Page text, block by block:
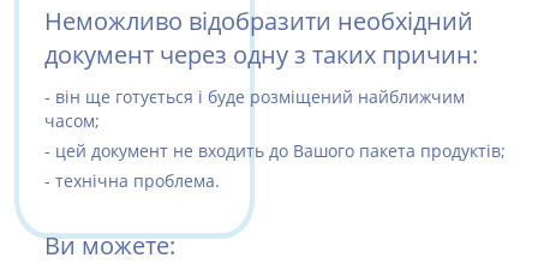
Неможливо відобразити необхідний
документ через одну з таких причин:
- він ще готується і буде розміщений найближчим
часом;
- цей документ не входить до Вашого пакета продуктів;
- технічна проблема.
Ви можете: